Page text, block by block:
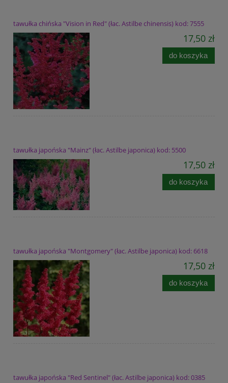
tawułka chińska "Vision in Red" (łac. Astilbe chinensis) kod: 7555
17,50 zł
do koszyka
tawułka japońska "Mainz" (łac. Astilbe japonica) kod: 5500
17,50 zł
do koszyka
tawułka japońska "Montgomery" (łac. Astilbe japonica) kod: 6618
17,50 zł
do koszyka
tawułka japońska "Red Sentinel" (łac. Astilbe japonica) kod: 0385